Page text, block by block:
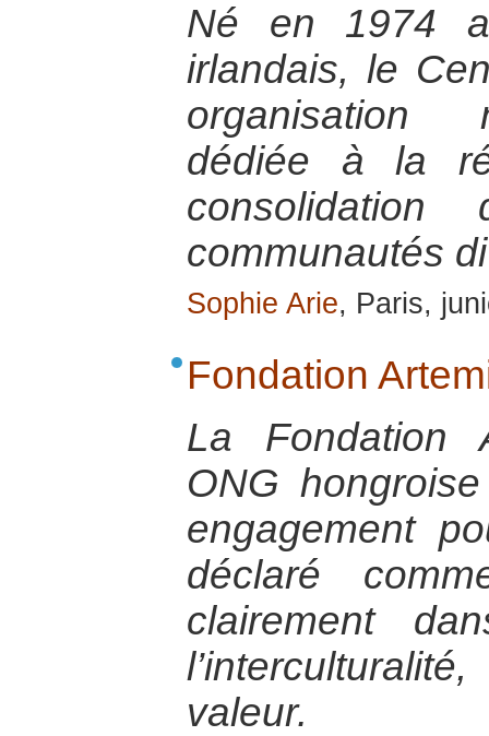
Né en 1974
irlandais, le
organisation
dédiée à la
communautés
Sophie Arie, Paris,
Fondation
La Fondation
ONG
engagement
déclaré
clairement
valeur.